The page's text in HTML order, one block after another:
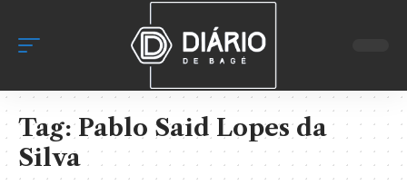
Tag:Pablo Said Lopes da
Silva